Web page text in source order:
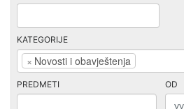
KATEGORIJE
× Novosti i obavještenja
PREDMETI OD